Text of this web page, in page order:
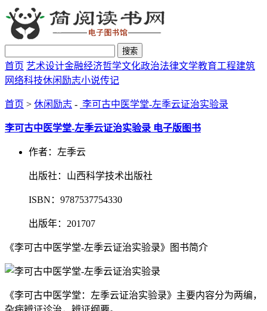
搜索
首页 艺术设计金融经济哲学文化政治法律文学教育工程建筑
网络科技休闲励志小说传记
首页 > 休闲励志 - 李可古中医学堂-左季云证治实验录
李可古中医学堂-左季云证治实验录 电子版图书
作者：左季云
出版社：山西科学技术出版社
ISBN：9787537754330
出版年：201707
《李可古中医学堂-左季云证治实验录》图书简介
《李可古中医学堂：左季云证治实验录》主要内容分为两编，